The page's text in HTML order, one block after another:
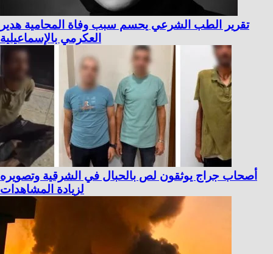
تقرير الطب الشرعي يحسم سبب وفاة المحامية هدير
العكرمي بالإسماعيلية
أصحاب جراج يوثقون لص بالحبال في الشرقية وتصويره
لزيادة المشاهدات